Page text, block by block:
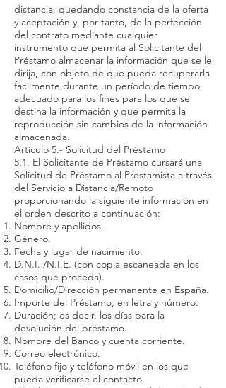
distancia, quedando constancia de la oferta
y aceptación y, por tanto, de la perfección
del contrato mediante cualquier
instrumento que permita al Solicitante del
Préstamo almacenar la información que se le
dirija, con objeto de que pueda recuperarla
fácilmente durante un período de tiempo
adecuado para los fines para los que se
destina la información y que permita la
reproducción sin cambios de la información
almacenada.
Artículo 5.- Solicitud del Préstamo
5.1. El Solicitante de Préstamo cursará una
Solicitud de Préstamo al Prestamista a través
del Servicio a Distancia/Remoto
proporcionando la siguiente información en
el orden descrito a continuación:
Nombre y apellidos.
Género.
Fecha y lugar de nacimiento.
D.N.I. /N.I.E. (con copia escaneada en los
casos que proceda).
Domicilio/Dirección permanente en España.
Importe del Préstamo, en letra y número.
Duración; es decir, los días para la
devolución del préstamo.
Nombre del Banco y cuenta corriente.
Correo electrónico.
Teléfono fijo y teléfono móvil en los que
pueda verificarse el contacto.